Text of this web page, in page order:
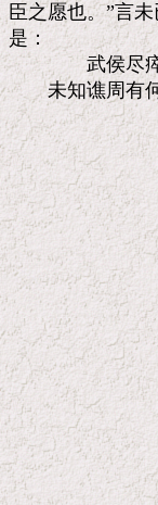
臣之愿也。”言
是：
武侯尽瘁惟